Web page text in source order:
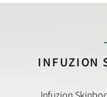
INFUZION